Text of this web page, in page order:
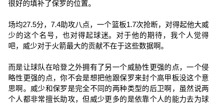
很好的填补了保罗的位置。
场均27.5分，7.4助攻八点，一个篮板1.7次抢断，对得起他大威
少的这个名号，也对得起球迷。对于他的期待，我个人觉得
吧，威少对于火箭最大的贡献不在于这些数据啊。
而是让球队在哈登之外拥有了另一个威胁性更强的点，一个侵
略性更强的点，你不会是想把他跟保罗来封个高甲板没这个意
思啊。威少和保罗是完全不同的两种类型的后卫啊，虽然说两
个人都非常擅长助攻，但威少更多的是依靠个人的能力去为球